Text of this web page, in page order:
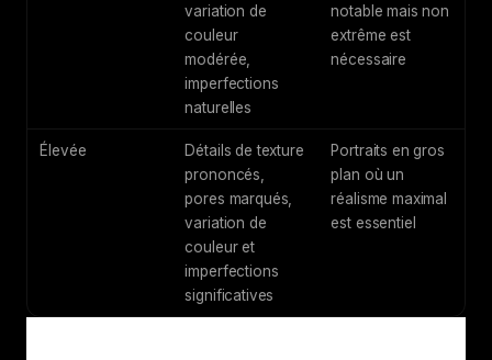
variation de
couleur
modérée,
imperfections
naturelles
notable mais non
extrême est
nécessaire
Élevée
Détails de texture
prononcés,
pores marqués,
variation de
couleur et
imperfections
significatives
Portraits en gros
plan où un
réalisme maximal
est essentiel